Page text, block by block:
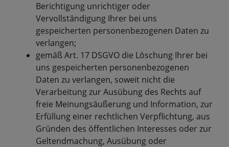
Berichtigung unrichtiger oder
Vervollständigung Ihrer bei uns
gespeicherten personenbezogenen Daten zu
verlangen;
gemäß Art. 17 DSGVO die Löschung Ihrer bei
uns gespeicherten personenbezogenen
Daten zu verlangen, soweit nicht die
Verarbeitung zur Ausübung des Rechts auf
freie Meinungsäußerung und Information, zur
Erfüllung einer rechtlichen Verpflichtung, aus
Gründen des öffentlichen Interesses oder zur
Geltendmachung, Ausübung oder